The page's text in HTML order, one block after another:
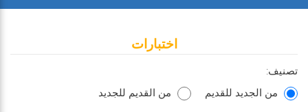
اختبارات
تصنيف:
من الجديد للقديم
من القديم للجديد